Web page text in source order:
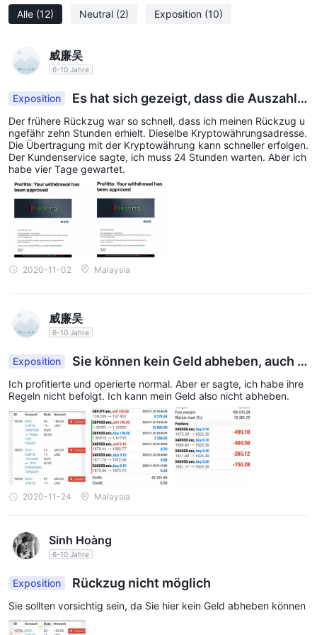
Broker bereitgestellten Bildungsressourcen profitieren und aus
Nachteile zu beachten Profitto . Die mangelnde Regulierung
und es wurden Beschwerden gegen den Broker gemeldet.
Darüber hinaus tragen die verdächtige behördliche Lizenz und
das hohe potenzielle Risiko zusätzlich zur negativen
Gesamtbewertung bei. Händler sollten Vorsicht walten lassen
und die Risiken sorgfältig abwägen, bevor sie darüber
nachdenken Profitto als Makler ihrer Wahl.
Ist Profitto legitim?
Profittoist ein Maklerunternehmen, das in der Finanzbranche
tätig ist. Es ist jedoch wichtig, dies zu beachten Profitto wird
von keiner gültigen Regulierungsbehörde reguliert. Dieser
ihrer Dienste in Betracht ziehen könnten.
dagegen gemeldet hat Profitto in den letzten drei Monaten.
Diese Beschwerden deuten darauf hin, dass Kunden, die mit
diesem Broker interagiert haben, möglicherweise Probleme oder
Probleme haben.
Angesichts dieser Warnungen und des Mangels an
regulatorischen Informationen wird dringend empfohlen,
Vorsicht walten zu lassen und den Umgang damit zu vermeiden
Profitto . Es ist von entscheidender Bedeutung, einen
regulierten und seriösen Broker zu wählen, der den
bietet.
Profittobietet Händlern eine vielfältige Auswahl an
Marktinstrumenten zum Erkunden. Zu diesen Instrumenten
gehören Rohstoffe, Indizes und Devisen. Jeder dieser Märkte
Alle (12) Neutral (2) Exposition (10)
威廉吴
6-10 Jahre
Exposition
Es hat sich gezeigt, dass die Auszahlu
ng übertragen wurde, während ich sie nicht erhal
te.
Der frühere Rückzug war so schnell, dass ich meinen Rückzug u
ngefähr zehn Stunden erhielt. Dieselbe Kryptowährungsadresse.
Die Übertragung mit der Kryptowährung kann schneller erfolgen.
Der Kundenservice sagte, ich muss 24 Stunden warten. Aber ich
habe vier Tage gewartet.
2020-11-02 Malaysia
威廉吴
6-10 Jahre
Exposition
Sie können kein Geld abheben, auch k
einen Cent
Ich profitierte und operierte normal. Aber er sagte, ich habe ihre
Regeln nicht befolgt. Ich kann mein Geld also nicht abheben.
2020-11-24 Malaysia
Sinh Hoàng
6-10 Jahre
Exposition Rückzug nicht möglich
Sie sollten vorsichtig sein, da Sie hier kein Geld abheben können